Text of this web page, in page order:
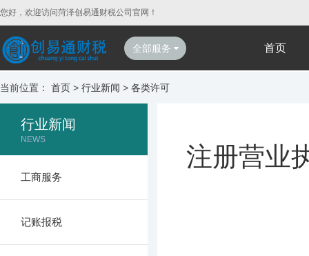
您好，欢迎访问菏泽创易通财税公司官网！
全部服务 首页
当前位置： 首页 > 行业新闻 > 各类许可
行业新闻
NEWS
工商服务
记账报税
注册营业